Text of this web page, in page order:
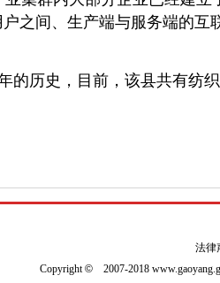
之间、生产端与服务端的互
历史，目前，该县共有纺
法律
Copyright© 2007-2018